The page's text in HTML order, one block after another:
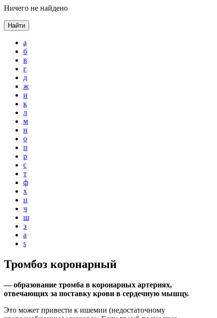
Ничего не найдено
Найти
а
б
в
г
д
ж
и
к
л
м
н
о
п
р
с
т
ф
х
ц
ч
ш
э
a
s
Тромбоз коронарный
— образование тромба в коронарных артериях,
отвечающих за поставку крови в сердечную мышцу.
Это может привести к ишемии (недостаточному